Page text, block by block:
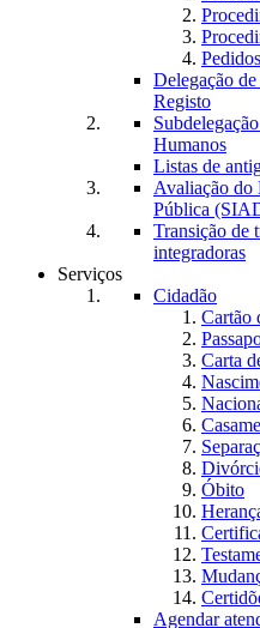
Delegação
Registo
Humanos
Listas de
Avaliação do
Pública
Transição de
integradoras
Serviços
Cidadão
Cartão
Carta
Óbito
Agendar